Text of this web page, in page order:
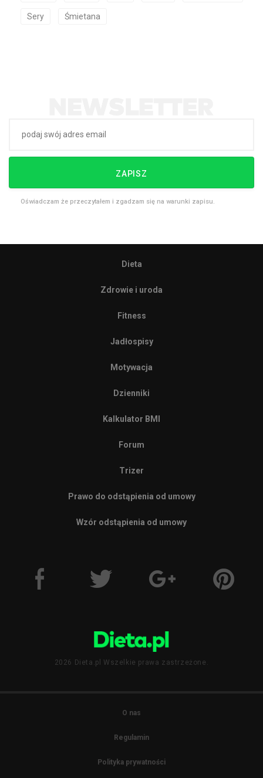
Sery Śmietana
ZAPISZ
Oświadczam że przeczytałem i zgadzam się na warunki zapisu.
Dieta
Zdrowie i uroda
Fitness
Jadłospisy
Motywacja
Dzienniki
Kalkulator BMI
Forum
Trizer
Prawo do odstąpienia od umowy
Wzór odstąpienia od umowy
2026 Dieta.pl Wszelkie prawa zastrzeżone.
O nas
Regulamin
Polityka prywatności